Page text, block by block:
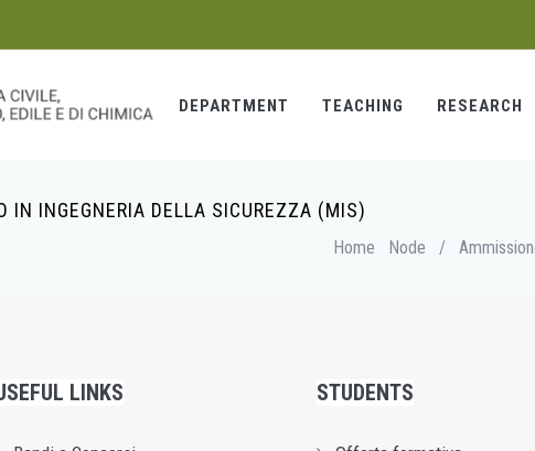
DEPARTMENT TEACHING RESEARCH
IN INGEGNERIA DELLA SICUREZZA (MIS)
Home Node /
LINKS STUDENTS